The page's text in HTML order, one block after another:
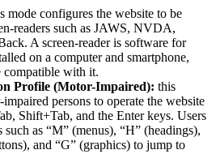
mode configures the website to be
readers such as JAWS, NVDA,
A screen-reader is software for
on a computer and smartphone,
compatible with it.
Profile (Motor-Impaired): this
persons to operate the website
Shift+Tab, and the Enter keys. Users
such as “M” (menus), “H” (headings),
and “G” (graphics) to jump to